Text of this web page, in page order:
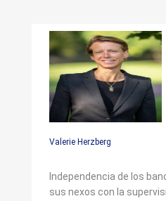
Valerie Herzberg
Independencia de los
sus nexos con la